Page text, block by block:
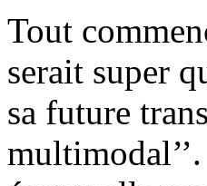
Tout
serait super
sa future